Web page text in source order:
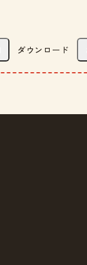
ダウンロード